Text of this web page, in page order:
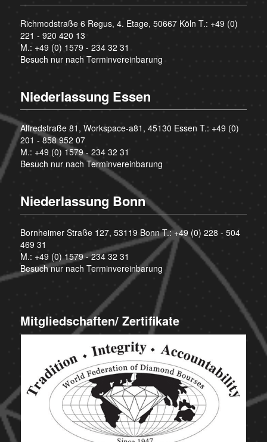
Richmodstraße 6 Regus, 4. Etage, 50667 Köln T.: +49 (0)
221 - 920 420 13
M.: +49 (0) 1579 - 234 32 31
Besuch nur nach Terminvereinbarung
Niederlassung Essen
Alfredstraße 81, Workspace-a81, 45130 Essen T.: +49 (0)
201 - 858 952 07
M.: +49 (0) 1579 - 234 32 31
Besuch nur nach Terminvereinbarung
Niederlassung Bonn
Bornheimer Straße 127, 53119 Bonn T.:+49 (0) 228 - 504
469 31
M.: +49 (0) 1579 - 234 32 31
Besuch nur nach Terminvereinbarung
Mitgliedschaften/ Zertifikate